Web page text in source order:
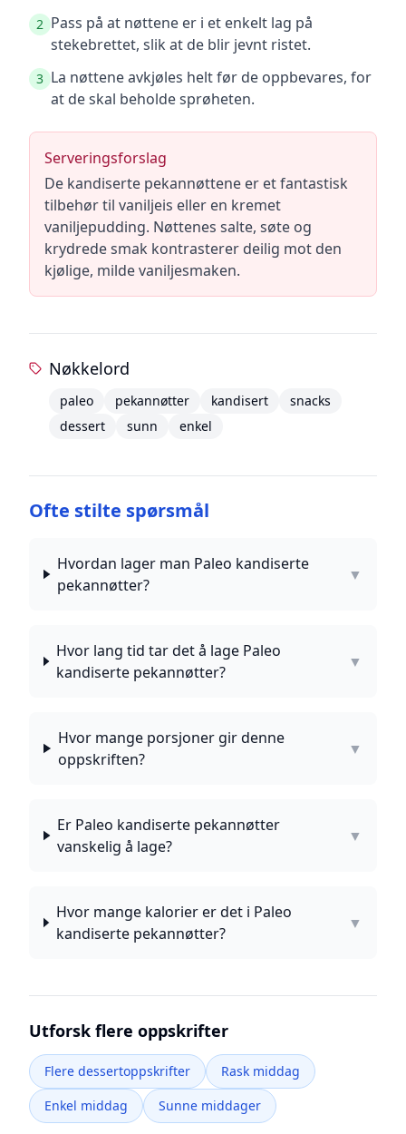
2 Pass på at nøttene er i et enkelt lag på
stekebrettet, slik at de blir jevnt ristet.
3 La nøttene avkjøles helt før de oppbevares, for
at de skal beholde sprøheten.
Serveringsforslag
De kandiserte pekannøttene er et fantastisk
tilbehør til vaniljeis eller en kremet
vaniljepudding. Nøttenes salte, søte og
krydrede smak kontrasterer deilig mot den
kjølige, milde vaniljesmaken.
Nøkkelord
paleo pekannøtter kandisert
snacks
dessert
sunn enkel
Ofte stilte spørsmål
Hvordan lager man Paleo kandiserte
pekannøtter?
▼
Hvor lang tid tar det å lage Paleo
kandiserte pekannøtter?
▼
Hvor mange porsjoner gir denne
oppskriften?
▼
Er Paleo kandiserte pekannøtter
vanskelig å lage?
▼
Hvor mange kalorier er det i Paleo
kandiserte pekannøtter?
▼
Utforsk flere oppskrifter
Flere dessertoppskrifter
Rask middag
Enkel middag
Sunne middager